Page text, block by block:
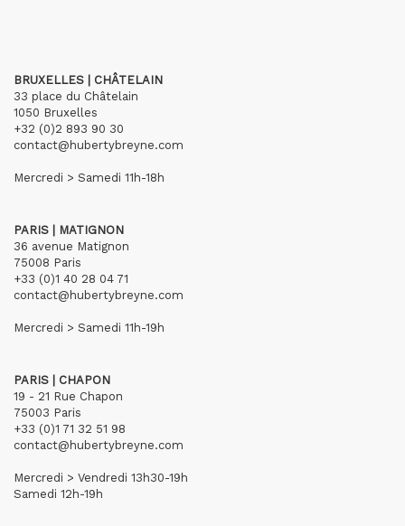
BRUXELLES | CHÂTELAIN
33 place du Châtelain
1050 Bruxelles
+32 (0)2 893 90 30
contact@hubertybreyne.com
Mercredi > Samedi 11h-18h
PARIS | MATIGNON
36 avenue Matignon
75008 Paris
+33 (0)1 40 28 04 71
contact@hubertybreyne.com
Mercredi > Samedi 11h-19h
PARIS | CHAPON
19 - 21 Rue Chapon
75003 Paris
+33 (0)1 71 32 51 98
contact@hubertybreyne.com
Mercredi > Vendredi 13h30-19h
Samedi 12h-19h